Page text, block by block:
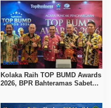
Kolaka Raih TOP BUMD Awards
2026, BPR Bahteramas Sabet